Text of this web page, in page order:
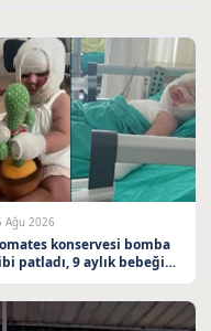
Ağu 2026
konservesi bomba
patladı, 9 aylık bebeğin